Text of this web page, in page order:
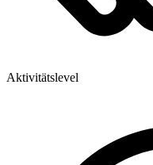
Aktivitätslevel